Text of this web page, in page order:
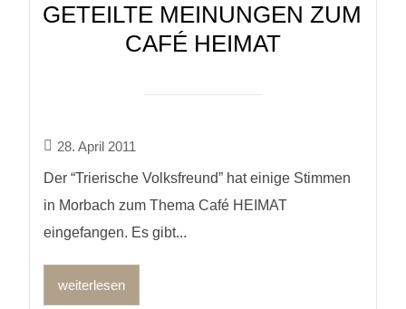
GETEILTE MEINUNGEN ZUM
CAFÉ HEIMAT
28. April 2011
Der “Trierische Volksfreund” hat einige Stimmen
in Morbach zum Thema Café HEIMAT
eingefangen. Es gibt...
weiterlesen